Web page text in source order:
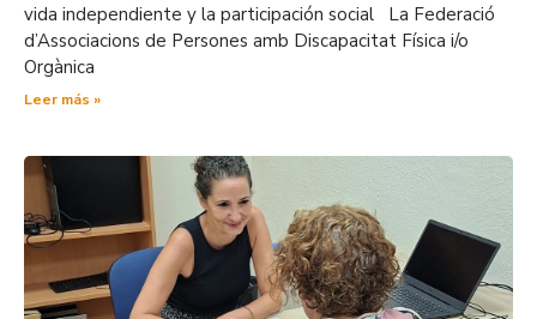
vida independiente y la participación social La Federació
d’Associacions de Persones amb Discapacitat Física i/o
Orgànica
Leer más »